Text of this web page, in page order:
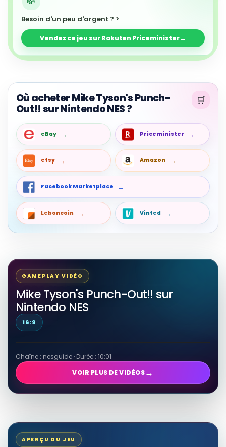
Besoin d'un peu d'argent ? >
Vendez ce jeu sur Rakuten Priceminister
Où acheter Mike Tyson's Punch-
Out!! sur Nintendo NES ?
eBay Priceminister
etsy Amazon
Facebook Marketplace
Leboncoin Vinted
GAMEPLAY VIDÉO
Mike Tyson's Punch-Out!! sur
Nintendo NES
16:9
Chaîne : nesguide · Durée : 10:01
VOIR PLUS DE VIDÉOS→
APERÇU DU JEU